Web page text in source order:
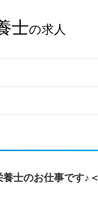
士の求人
士のお仕事です♪＜